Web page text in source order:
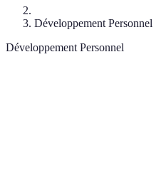
Développement Personnel
Développement Personnel